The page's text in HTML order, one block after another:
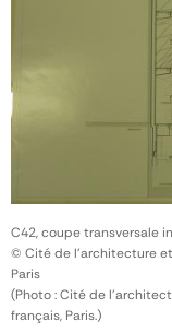
C42, coupe transversale
© Cité de l'architecture
Paris
(Photo : Cité de
français, Paris.)